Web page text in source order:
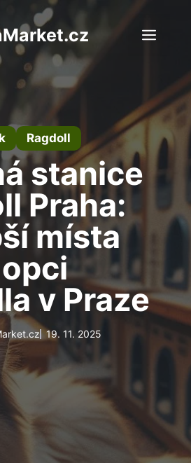
Ragdoll
stanice
Praha:
místa
v Praze
19. 11. 2025